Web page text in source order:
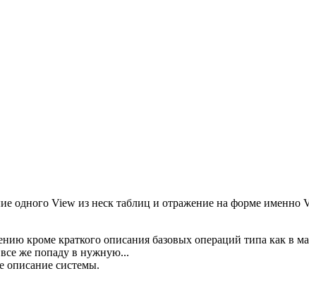
одного View из неск таблиц и отражение на форме именно
кроме краткого описания базовых операций типа как в
же попаду в нужную...
описание системы.